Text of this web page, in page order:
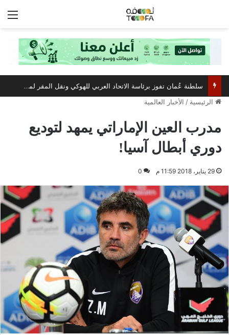
سلطنة عُمان تفوز برئاسة الاتحاد العربي للهوكي ونقل المقر لمسقط
الرئيسية / الأخبار العالمية
مدرب العين الإماراتي يمهد لتوديع
دوري أبطال آسيا!
29 يناير، 2018 11:59 م 0